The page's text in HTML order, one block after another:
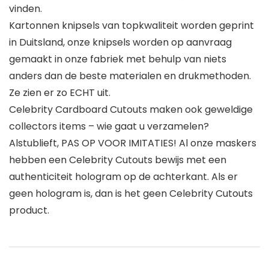
vinden.
Kartonnen knipsels van topkwaliteit worden geprint
in Duitsland, onze knipsels worden op aanvraag
gemaakt in onze fabriek met behulp van niets
anders dan de beste materialen en drukmethoden.
Ze zien er zo ECHT uit.
Celebrity Cardboard Cutouts maken ook geweldige
collectors items – wie gaat u verzamelen?
Alstublieft, PAS OP VOOR IMITATIES! Al onze maskers
hebben een Celebrity Cutouts bewijs met een
authenticiteit hologram op de achterkant. Als er
geen hologram is, dan is het geen Celebrity Cutouts
product.